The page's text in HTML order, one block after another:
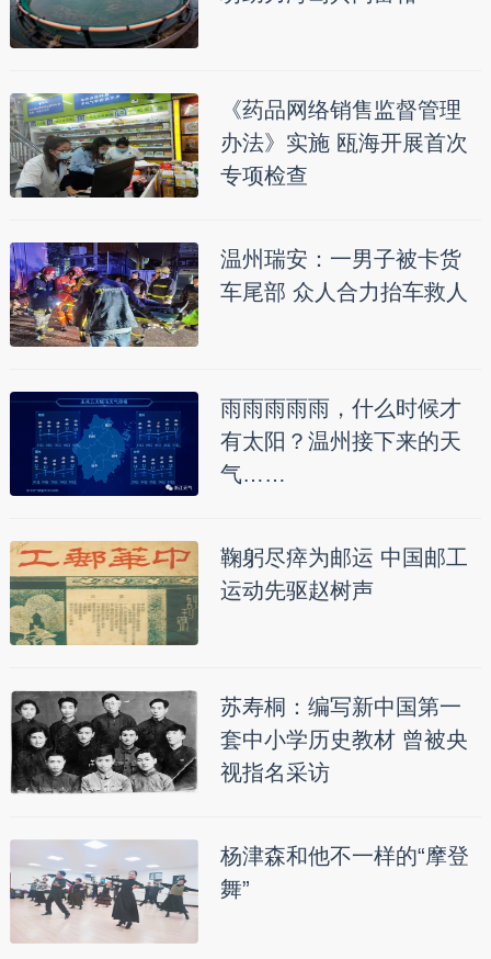
《药品网络销售监督管理
办法》实施 瓯海开展首次
专项检查
温州瑞安：一男子被卡货
车尾部 众人合力抬车救人
雨雨雨雨雨，什么时候才
有太阳？温州接下来的天
气……
鞠躬尽瘁为邮运 中国邮工
运动先驱赵树声
苏寿桐：编写新中国第一
套中小学历史教材 曾被央
视指名采访
杨津森和他不一样的“摩登
舞”